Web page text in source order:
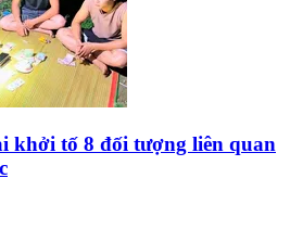
khởi tố 8 đối tượng liên quan